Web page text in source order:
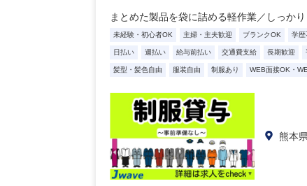
まとめた製品を袋に詰める軽作業／しっか
未経験・初心者OK 主婦・主夫歓迎 ブランクOK 学歴
日払い 週払い 給与前払い 交通費支給 長期歓迎
髪型・髪色自由 服装自由 制服あり WEB面接OK・
熊本